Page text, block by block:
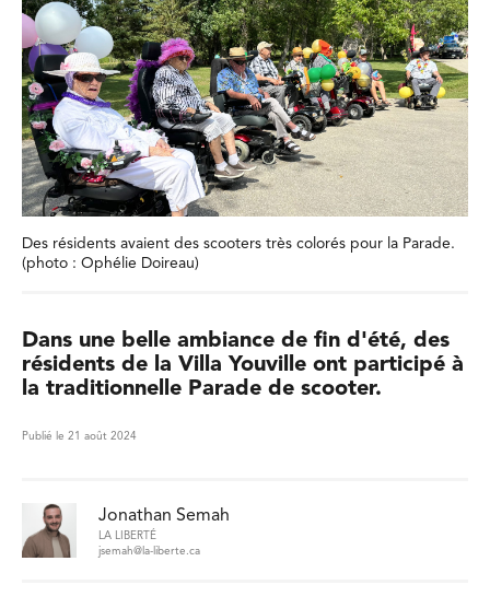
Des résidents avaient des scooters très colorés pour la Parade.
(photo : Ophélie Doireau)
Dans une belle ambiance de fin d'été, des
résidents de la Villa Youville ont participé à
la traditionnelle Parade de scooter.
Publié le 21 août 2024
Jonathan Semah
LA LIBERTÉ
jsemah@la-liberte.ca